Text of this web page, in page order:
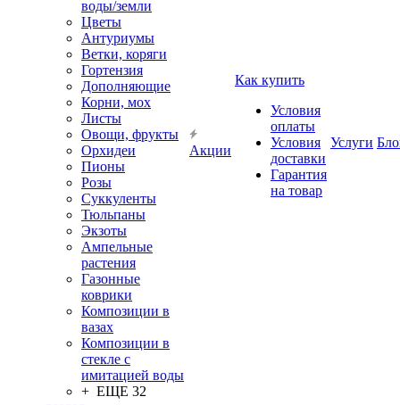
воды/земли
Цветы
Антуриумы
Ветки, коряги
Гортензия
Дополняющие
Корни, мох
Листы
Овощи, фрукты
Орхидеи
Пионы
Розы
Суккуленты
Тюльпаны
Экзоты
Ампельные
растения
Газонные
коврики
Композиции в
вазах
Композиции в
стекле с
имитацией воды
+ ЕЩЕ 32
Акции
Как купить
Условия
оплаты
Условия
доставки
Гарантия
на товар
Услуги